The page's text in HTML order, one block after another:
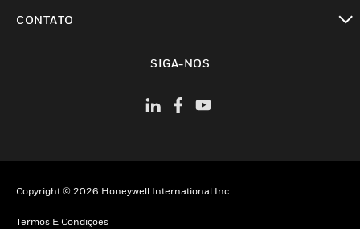
CONTATO
SIGA-NOS
Copyright © 2026 Honeywell International Inc
Termos E Condições